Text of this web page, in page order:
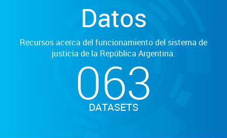
Datos
Recursos acerca del funcionamiento del sistema de
justicia de la República Argentina.
063
DATASETS